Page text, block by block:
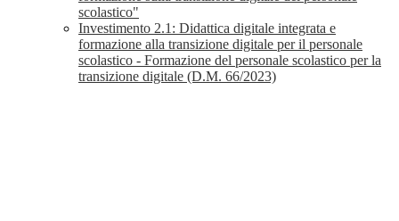
scolastico"
Investimento 2.1: Didattica digitale integrata e
formazione alla transizione digitale per il personale
scolastico - Formazione del personale scolastico per la
transizione digitale (D.M. 66/2023)